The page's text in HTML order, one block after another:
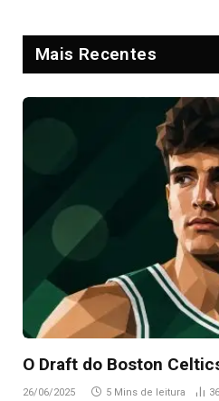
Mais Recentes
O Draft do Boston
26/06/2025 5 Mins de leitura